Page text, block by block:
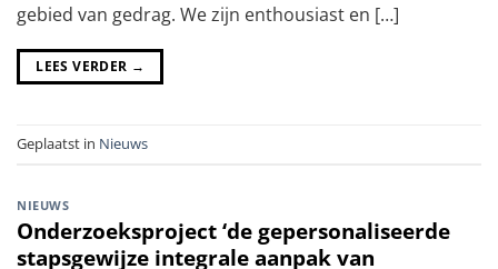
gebied van gedrag. We zijn enthousiast en […]
LEES VERDER →
Geplaatst in Nieuws
NIEUWS
Onderzoeksproject ‘de gepersonaliseerde
stapsgewijze integrale aanpak van